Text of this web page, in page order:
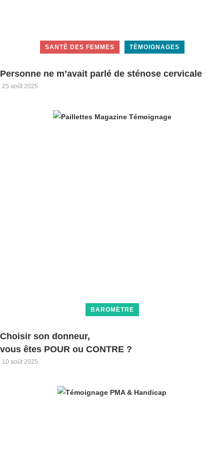
SANTÉ DES FEMMES TÉMOIGNAGES
Personne ne m’avait parlé de sténose cervicale
25 août 2025
BAROMÈTRE
Choisir son donneur,
vous êtes POUR ou CONTRE ?
10 août 2025